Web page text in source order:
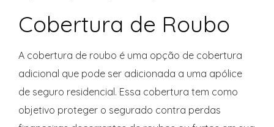
Cobertura de Roubo
A cobertura de roubo é uma opção de cobertura
adicional que pode ser adicionada a uma apólice
de seguro residencial. Essa cobertura tem como
objetivo proteger o segurado contra perdas